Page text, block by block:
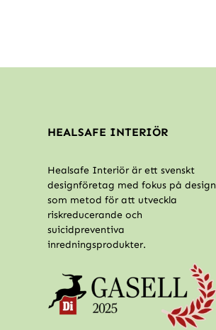
HEALSAFE INTERIÖR
Healsafe Interiör är ett svenskt
designföretag med fokus på design
som metod för att utveckla
riskreducerande och
suicidpreventiva
inredningsprodukter.